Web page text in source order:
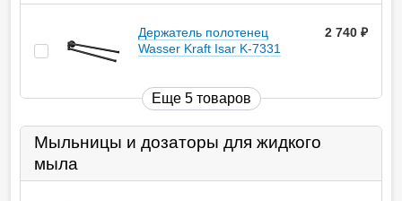
Держатель полотенец
Wasser Kraft Isar K-7331
2 740
Еще 5 товаров
Мыльницы и дозаторы для жидкого
мыла